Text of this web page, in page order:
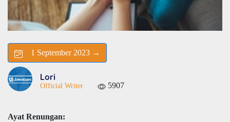
1 September 2023 →
Lori
Official Writer 5907
Ayat Renungan: